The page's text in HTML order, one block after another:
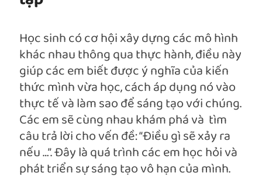
Học sinh có cơ hội xây dựng các mô hình
khác nhau thông qua thực hành, điều này
giúp các em biết được ý nghĩa của kiến
thức mình vừa học, cách áp dụng nó vào
thực tế và làm sao để sáng tạo với chúng.
Các em sẽ cùng nhau khám phá và tìm
câu trả lời cho vến đề: “Điều gì sẽ xảy ra
nếu …”. Đây là quá trình các em học hỏi và
phát triển sự sáng tạo vô hạn của mình.